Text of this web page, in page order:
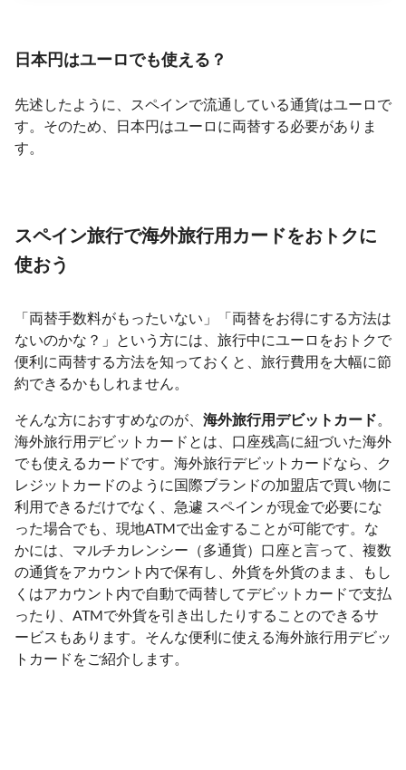
日本円はユーロでも使える？
先述したように、スペインで流通している通貨はユーロで
す。そのため、日本円はユーロに両替する必要がありま
す。
スペイン旅行で海外旅行用カードをおトクに
使おう
「両替手数料がもったいない」「両替をお得にする方法は
ないのかな？」という方には、旅行中にユーロをおトクで
便利に両替する方法を知っておくと、旅行費用を大幅に節
約できるかもしれません。
そんな方におすすめなのが、 海外旅行用デビットカード。
海外旅行用デビットカードとは、口座残高に紐づいた海外
でも使えるカードです。海外旅行デビットカードなら、ク
レジットカードのように国際ブランドの加盟店で買い物に
利用できるだけでなく、急遽 スペイン が現金で必要にな
った場合でも、現地ATMで出金することが可能です。な
かには、マルチカレンシー（多通貨）口座と言って、複数
の通貨をアカウント内で保有し、外貨を外貨のまま、もし
くはアカウント内で自動で両替してデビットカードで支払
ったり、ATMで外貨を引き出したりすることのできるサ
ービスもあります。そんな便利に使える海外旅行用デビッ
トカードをご紹介します。